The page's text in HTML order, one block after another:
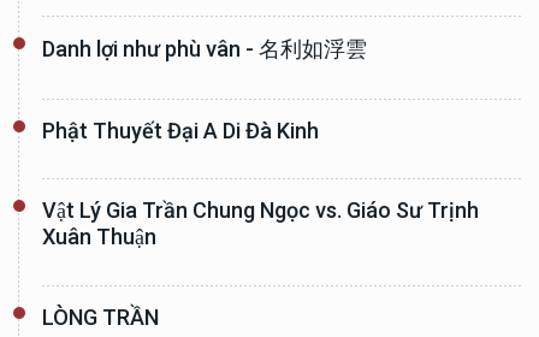
Danh lợi như phù vân - 名利如浮雲
Phật Thuyết Đại A Di Đà Kinh
Vật Lý Gia Trần Chung Ngọc vs. Giáo Sư Trịnh
Xuân Thuận
LÒNG TRẦN